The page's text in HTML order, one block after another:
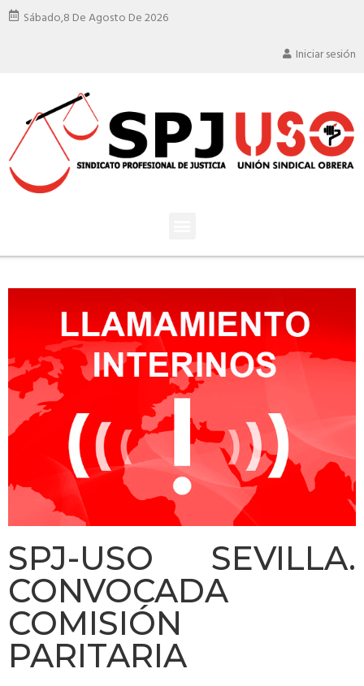
Sábado,8 De Agosto De 2026
Iniciar sesión
SPJ-USO SEVILLA.
CONVOCADA
COMISIÓN
PARITARIA